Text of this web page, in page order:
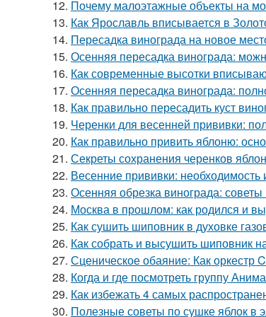
12. Почему малоэтажные объекты на
13. Как Ярославль вписывается в
14. Пересадка винограда на новое
15. Осенняя пересадка винограда:
16. Как современные высотки
17. Осенняя пересадка винограда:
18. Как правильно пересадить куст
19. Черенки для весенней прививки:
20. Как правильно привить яблоню:
21. Секреты сохранения черенков
22. Весенние прививки:
23. Осенняя обрезка винограда:
24. Москва в прошлом: как родился и
25. Как сушить шиповник в духовке
26. Как собрать и высушить шиповник
27. Сценическое обаяние: Как оркестр
28. Когда и где посмотреть группу
29. Как избежать 4 самых
30. Полезные советы по сушке яблок в